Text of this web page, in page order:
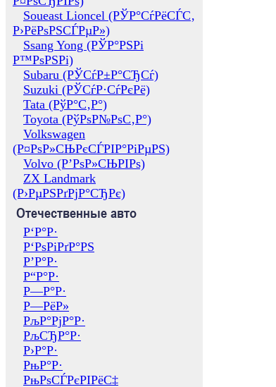
Soueast Lioncel (РЎР°СѓРёСЃС‚
Р›РёРѕРЅСЃРµР»)
Ssang Yong (РЎР°РЅРі
Р™РѕРЅРі)
Subaru (РЎСѓР±Р°СЂСѓ)
Suzuki (РЎСѓР·СѓРєРё)
Tata (РўР°С‚Р°)
Toyota (РўРѕР№РѕС‚Р°)
Volkswagen
(Р¤РѕР»СЊРєСЃРІР°РіРµРЅ)
Volvo (Р’РѕР»СЊРІРѕ)
ZX Landmark
(Р›РµРЅРґРјР°СЂРє)
Отечественные авто
Р‘Р°Р·
Р‘РѕРіРґР°РЅ
Р’Р°Р·
Р“Р°Р·
Р—Р°Р·
Р—РёР»
РљР°РјР°Р·
РљСЂР°Р·
Р›Р°Р·
РњР°Р·
РњРѕСЃРєРІРёС‡